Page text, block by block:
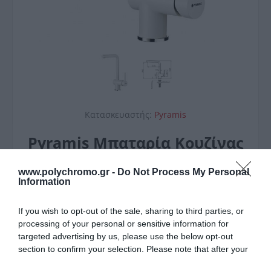
www.polychromo.gr - Do Not Process My Personal
Information
If you wish to opt-out of the sale, sharing to third parties, or
processing of your personal or sensitive information for
targeted advertising by us, please use the below opt-out
section to confirm your selection. Please note that after your
Κατασκευαστής: Pyramis
Pyramis Μπαταρία Κουζίνας
Mandolin Granite
Η μπαταρία κουζίνας, της εταιρείας Pyramis, μπορεί
απευθείας στον νεροχύτη. Σε περίπτωση που η
τοποθέτηση γίνει στον πάγκο, αυτός πρέπει να είναι
από σκληρά υλικά για να αποφεύγονται οι φθορές, σε